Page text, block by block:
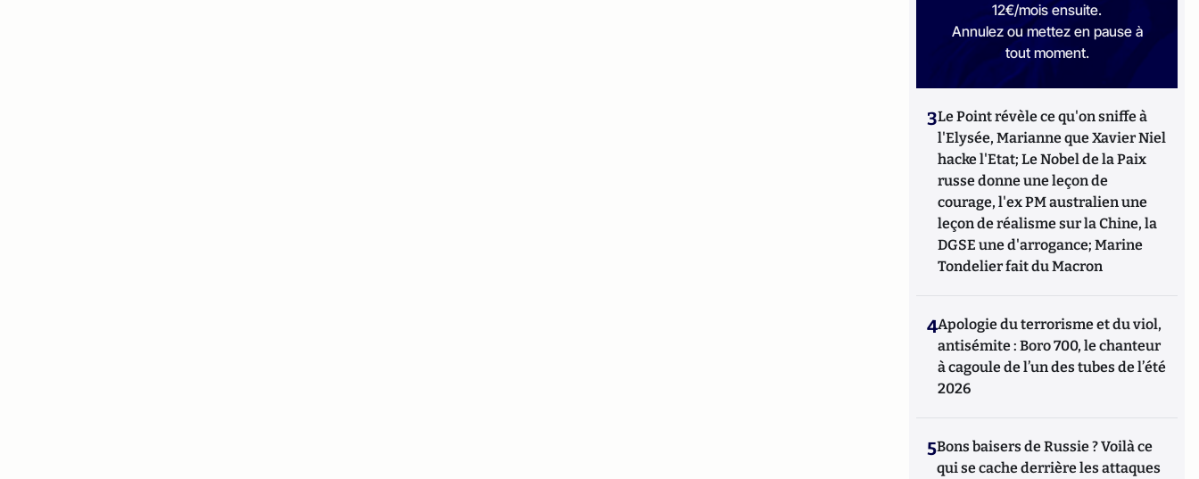
12€/mois ensuite.
Annulez ou mettez en pause à
tout moment.
3Le Point révèle ce qu'on sniffe à
l'Elysée, Marianne que Xavier Niel
hacke l'Etat; Le Nobel de la Paix
russe donne une leçon de
courage, l'ex PM australien une
leçon de réalisme sur la Chine, la
DGSE une d'arrogance; Marine
Tondelier fait du Macron
4Apologie du terrorisme et du viol,
antisémite : Boro 700, le chanteur
à cagoule de l’un des tubes de l’été
2026
5Bons baisers de Russie ? Voilà ce
qui se cache derrière les attaques